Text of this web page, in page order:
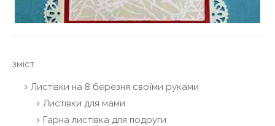
зміст
Листівки на 8 березня своїми руками
Листівки для мами
Гарна листівка для подруги